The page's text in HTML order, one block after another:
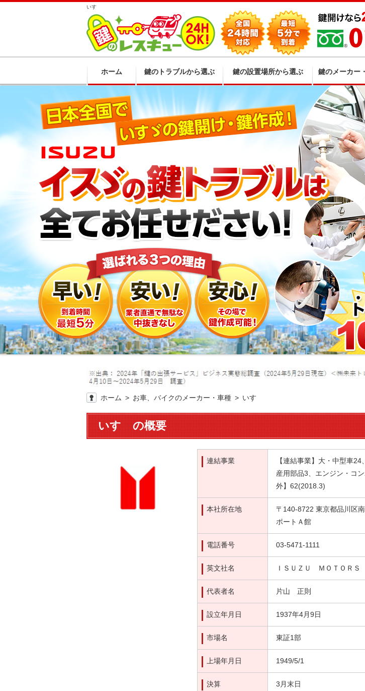
いすゞ
ホーム 鍵のトラブルから選ぶ 鍵の設置場所から選ぶ 鍵のメーカー
ホーム お車、バイクのメーカー・車種 いすゞ
いすゞの概要
連結事業
【連結事業】大・中型車
産用部品3、エンジン・コ
外】62(2018.3)
本社所在地
〒140-8722 東京都品川区
ポートＡ館
電話番号 03-5471-1111
英文社名 ＩＳＵＺＵ ＭＯＴＯＲＳ
代表者名 片山 正則
設立年月日 1937年4月9日
市場名 東証1部
上場年月日 1949/5/1
決算 3月末日